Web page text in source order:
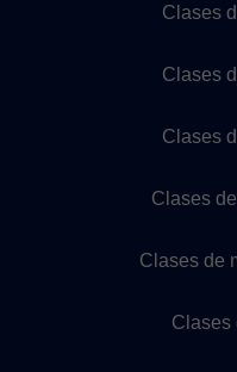
Clases
Clases
Clases
Clases
Clases de
Clases